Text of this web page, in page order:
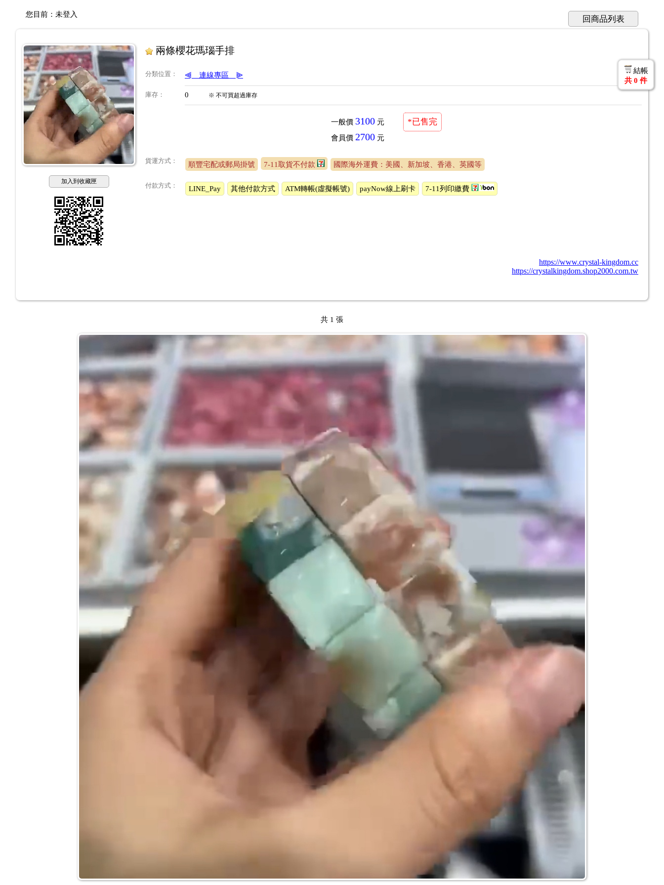
您目前： 未登入 回商品列表
加入到收藏匣
兩條櫻花瑪瑙手排
分類位置 ： ⫷＿連線專區＿⫸
庫存 ： 0 ※ 不可買超過庫存
一般價 3100元
會員價 2700元
*已售完
貨運方式： 順豐宅配或郵局掛號 7-11取貨不付款 國際海外運費：美國、新加坡、香港、英國等
付款方式： LINE_Pay 其他付款方式 ATM轉帳(虛擬帳號) payNow線上刷卡 7-11列印繳費
https://www.crystal-kingdom.cc
https://crystalkingdom.shop2000.com.tw
結帳
共 0 件
共 1 張